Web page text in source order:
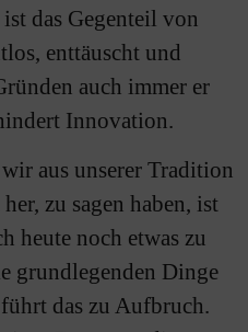
das Gegenteil von
enttäuscht und
auch immer er
Innovation.
aus unserer Tradition
zu sagen haben, ist
heute noch etwas zu
grundlegenden Dinge
das zu Aufbruch.